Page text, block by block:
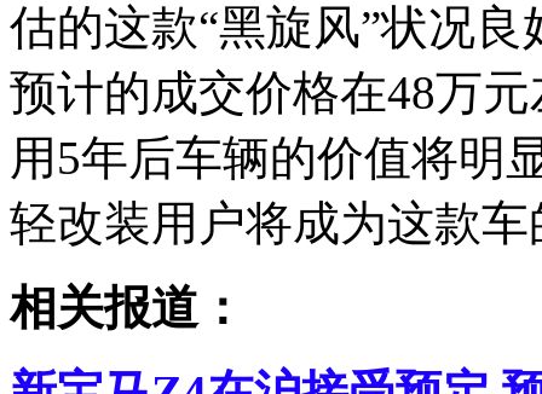
估的这款“黑旋风”状况
预计的成交价格在48万
用5年后车辆的价值将明
轻改装用户将成为这款
相关报道：